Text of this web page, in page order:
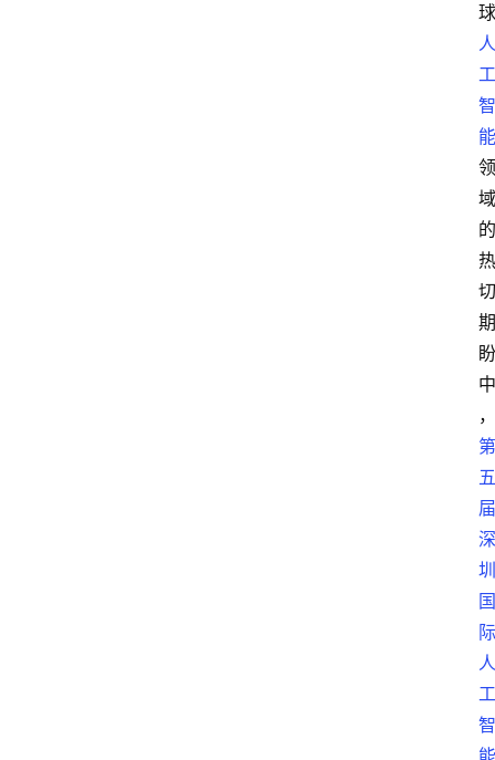
球
人
工
智
能
领
域
的
热
切
期
盼
中
，
第
五
届
深
圳
国
际
人
工
智
能